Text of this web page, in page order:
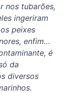
nos tubarões,
ingeriram
peixes
enfim…
é
da
diversos